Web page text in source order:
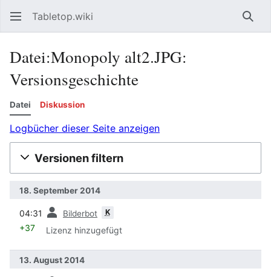
Tabletop.wiki
Datei:Monopoly alt2.JPG:
Versionsgeschichte
Datei Diskussion
Logbücher dieser Seite anzeigen
Versionen filtern
18. September 2014
04:31 Bilderbot K
+37 Lizenz hinzugefügt
13. August 2014